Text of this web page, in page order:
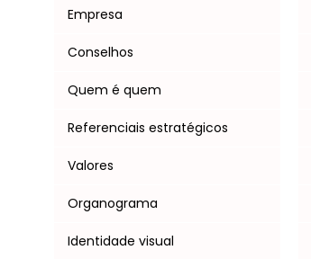
Empresa
Conselhos
Quem é quem
Referenciais estratégicos
Valores
Organograma
Identidade visual